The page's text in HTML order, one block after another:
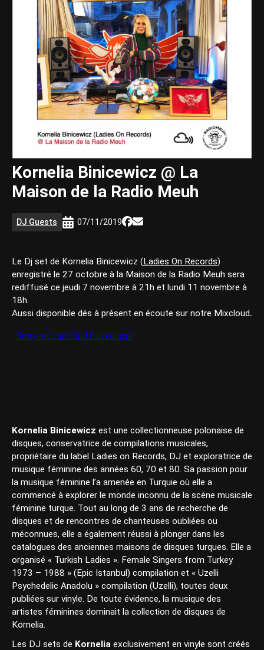
Kornelia Binicewicz @ La
Maison de la Radio Meuh
DJ Guests 07/11/2019
Le Dj set de Kornelia Binicewicz (Ladies On Records)
enregistré le 27 octobre à la Maison de la Radio Meuh sera
rediffusé ce jeudi 7 novembre à 21h et lundi 11 novembre à
18h.
Aussi disponible dés à présent en écoute sur notre Mixcloud.
Kornelia Binicewicz est une collectionneuse polonaise de
disques, conservatrice de compilations musicales,
propriétaire du label Ladies on Records, DJ et exploratrice de
musique féminine des années 60, 70 et 80. Sa passion pour
la musique féminine l’a amenée en Turquie où elle a
commencé à explorer le monde inconnu de la scène musicale
féminine turque. Tout au long de 3 ans de recherche de
disques et de rencontres de chanteuses oubliées ou
méconnues, elle a également réussi à plonger dans les
catalogues des anciennes maisons de disques turques. Elle a
organisé « Turkish Ladies ». Female Singers from Turkey
1973 – 1988 » (Epic Istanbul) compilation et « Uzelli
Psychedelic Anadolu » compilation (Uzelli), toutes deux
publiées sur vinyle. De toute évidence, la musique des
artistes féminines dominait la collection de disques de
Kornelia.
Les DJ sets de Kornelia exclusivement en vinyle sont créés